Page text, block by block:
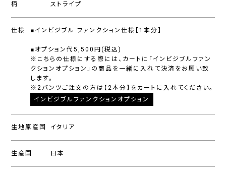
柄 ストライプ
仕様 ■インビジブル ファンクション仕様【1本分】
■オプション代5,500円(税込)
※こちらの仕様にする際には、カートに「インビジブルファン
クションオプション」の商品を一緒に入れて決済をお願い致
します。
※2パンツご注文の方は【2本分】をカートに入れてください。
インビジブルファンクションオプション
生地原産国 イタリア
生産国 日本